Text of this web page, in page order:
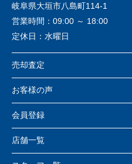
岐阜県大垣市八島町114-1
営業時間： 09:00 ～ 18:00
定休日： 水曜日
売却査定
お客様の声
会員登録
店舗一覧